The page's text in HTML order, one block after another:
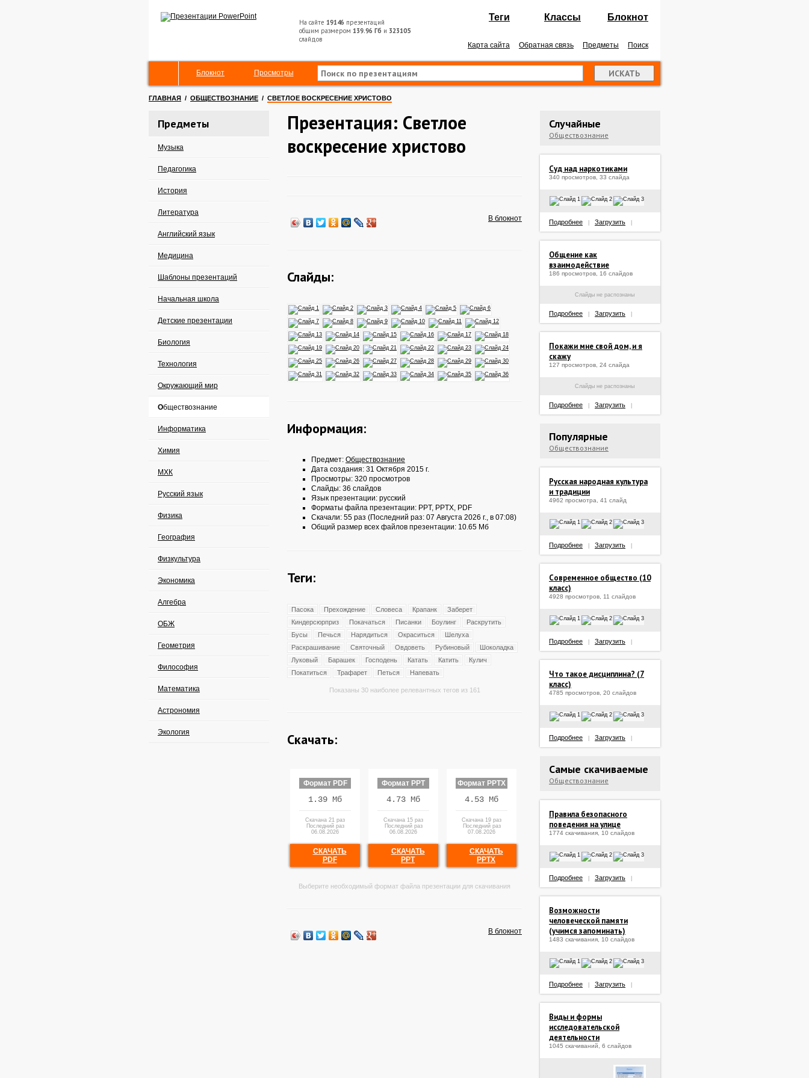
На сайте 19146 презентаций
общим размером 139.96 Гб и 323105
слайдов
Теги Классы Блокнот
Карта сайта Обратная связь Предметы Поиск
Блокнот Просмотры
ГЛАВНАЯ / ОБЩЕСТВОЗНАНИЕ / СВЕТЛОЕ ВОСКРЕСЕНИЕ ХРИСТОВО
Предметы
Музыка
Педагогика
История
Литература
Английский язык
Медицина
Шаблоны презентаций
Начальная школа
Детские презентации
Биология
Технология
Окружающий мир
Обществознание
Информатика
Химия
МХК
Русский язык
Физика
География
Физкультура
Экономика
Алгебра
ОБЖ
Геометрия
Философия
Математика
Астрономия
Экология
Презентация: Светлое
воскресение христово
В блокнот
Слайды:
Информация:
Предмет: Обществознание
Дата создания: 31 Октября 2015 г.
Просмотры: 320 просмотров
Слайды: 36 слайдов
Язык презентации: русский
Форматы файла презентации: PPT, PPTX, PDF
Скачали: 55 раз (Последний раз: 07 Августа 2026 г., в 07:08)
Общий размер всех файлов презентации: 10.65 Мб
Теги:
Пасока Прехождение Словеса Крапанк
Заберет
Киндерсюрприз
Покачаться Писанки Боулинг
Раскрутить
Бусы
Печься Нарядиться Окраситься
Шелуха
Раскрашивание
Святочный Овдоветь Рубиновый
Шоколадка
Луковый
Барашек Господень Катать Катить
Кулич
Покатиться
Трафарет Петься Напевать
Показаны 30 наиболее релевантных тегов из 161
Скачать:
Формат PDF
1.39 Мб
Скачана 21 раз
Последний раз
06.08.2026
СКАЧАТЬ
PDF
Формат PPT
4.73 Мб
Скачана 15 раз
Последний раз
06.08.2026
СКАЧАТЬ
PPT
Формат PPTX
4.53 Мб
Скачана 19 раз
Последний раз
07.08.2026
СКАЧАТЬ
PPTX
Выберите необходимый формат файла презентации для скачивания
В блокнот
Случайные
Обществознание
Суд над наркотиками
340 просмотров, 33 слайда
Подробнее Загрузить
Общение как
взаимодействие
186 просмотров, 16 слайдов
Слайды не распознаны
Подробнее Загрузить
Покажи мне свой дом, и я
скажу
127 просмотров, 24 слайда
Слайды не распознаны
Подробнее Загрузить
Популярные
Обществознание
Русская народная культура
и традиции
4962 просмотра, 41 слайд
Подробнее Загрузить
Современное общество (10
класс)
4928 просмотров, 11 слайдов
Подробнее Загрузить
Что такое дисциплина? (7
класс)
4785 просмотров, 20 слайдов
Подробнее Загрузить
Самые скачиваемые
Обществознание
Правила безопасного
поведения на улице
1774 скачивания, 10 слайдов
Подробнее Загрузить
Возможности
человеческой памяти
(учимся запоминать)
1483 скачивания, 10 слайдов
Подробнее Загрузить
Виды и формы
исследовательской
деятельности
1045 скачиваний, 6 слайдов